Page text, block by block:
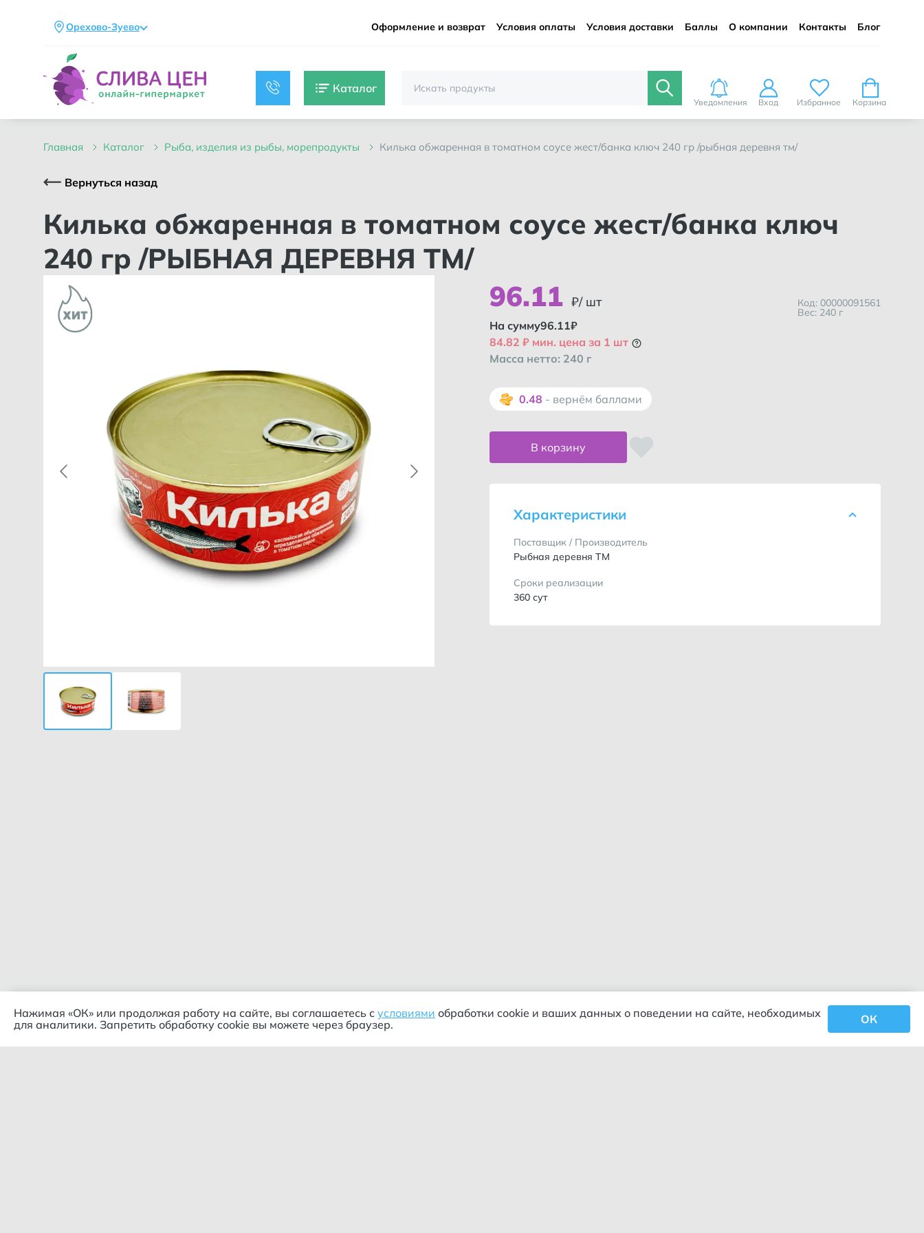
Орехово-Зуево Оформление и возврат Условия оплаты Условия доставки Баллы О компании Контакты Блог
Каталог
Уведомления Вход Избранное Корзина
главная каталог рыба, изделия из рыбы, морепродукты килька обжаренная в томатном соусе жест/банка ключ 240 гр /рыбная деревня тм/
Вернуться назад
Килька обжаренная в томатном соусе жест/банка ключ
240 гр /РЫБНАЯ ДЕРЕВНЯ ТМ/
96.11 ₽/ шт Код: 00000091561
Вес: 240 г
На сумму96.11₽
84.82 ₽ мин. цена за 1 шт
Масса нетто: 240 г
0.48 - вернём баллами
В корзину
Характеристики
Поставщик / Производитель
Рыбная деревня ТМ
Сроки реализации
360 сут
Нажимая «ОК» или продолжая работу на сайте, вы соглашаетесь с условиями обработки cookie и ваших данных о поведении на сайте, необходимых
для аналитики. Запретить обработку cookie вы можете через браузер.
ОК